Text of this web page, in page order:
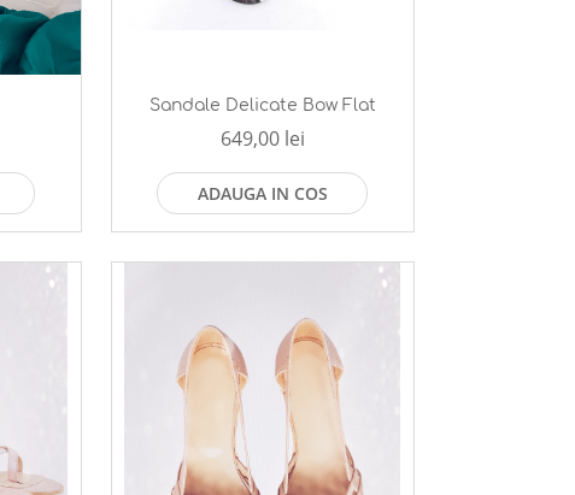
Sandale Delicate Bow Flat
649,00 lei
ADAUGA IN COS